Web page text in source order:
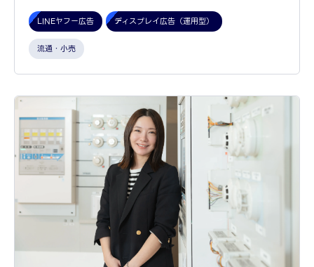
LINEヤフー広告 ディスプレイ広告（運用型）
流通・小売